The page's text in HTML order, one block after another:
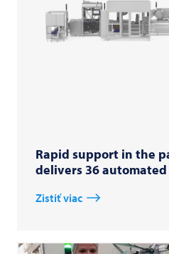
Rapid support in the
delivers 36
Zistiť viac